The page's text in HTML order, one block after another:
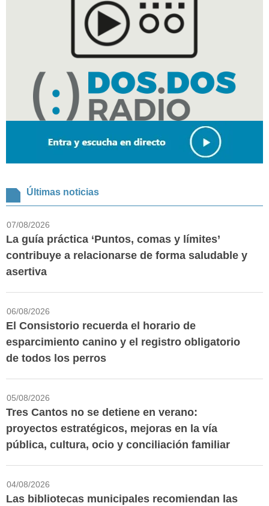
Últimas noticias
07/08/2026
La guía práctica ‘Puntos, comas y límites’
contribuye a relacionarse de forma saludable y
asertiva
06/08/2026
El Consistorio recuerda el horario de
esparcimiento canino y el registro obligatorio
de todos los perros
05/08/2026
Tres Cantos no se detiene en verano:
proyectos estratégicos, mejoras en la vía
pública, cultura, ocio y conciliación familiar
04/08/2026
Las bibliotecas municipales recomiendan las